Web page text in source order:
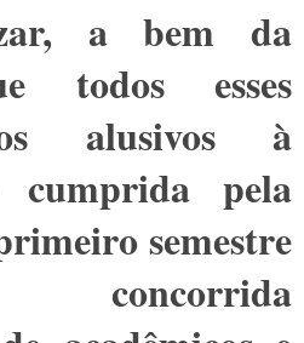
a bem da
todos esses
alusivos à
cumprida pela
semestre
concorrida